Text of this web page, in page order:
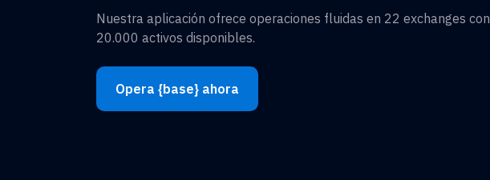
Nuestra aplicación ofrece operaciones fluidas en 22 exchanges
20.000 activos disponibles.
Opera {base} ahora